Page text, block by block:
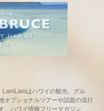
はハワイの観光、グル
オプショナルツアーや話題の流行
。ハワイ情報フリーマガジン